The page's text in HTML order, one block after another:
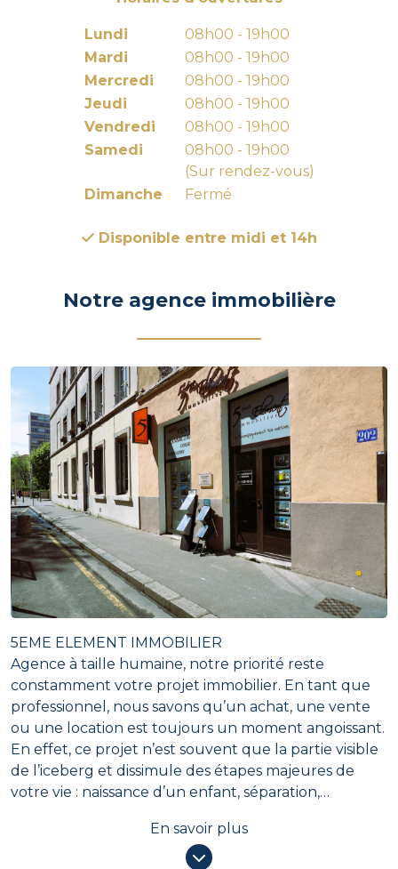
Lundi
08h00 - 19h00
Mardi
08h00 - 19h00
Mercredi
08h00 - 19h00
Jeudi
08h00 - 19h00
Vendredi
08h00 - 19h00
Samedi
08h00 - 19h00
(Sur rendez-vous)
Dimanche
Fermé
Disponible entre midi et 14h
Notre agence immobilière
5EME ELEMENT IMMOBILIER
Agence à taille humaine, notre priorité reste
constamment votre projet immobilier. En tant que
professionnel, nous savons qu’un achat, une vente
ou une location est toujours un moment angoissant.
En effet, ce projet n’est souvent que la partie visible
de l’iceberg et dissimule des étapes majeures de
votre vie : naissance d’un enfant, séparation,
C’est pour cette raison que vous trouverez toujours
En savoir plus